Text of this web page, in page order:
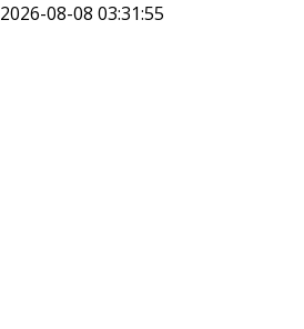
2026-08-08 03:31:55